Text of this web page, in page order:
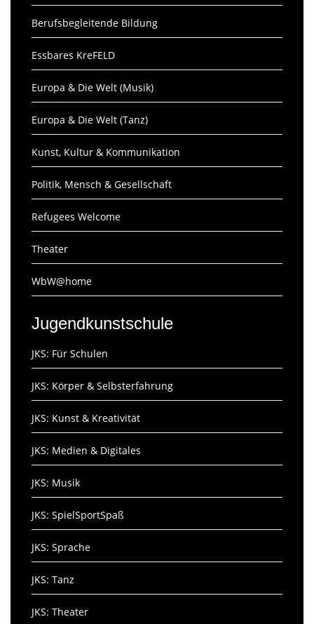
Berufsbegleitende Bildung
Essbares KreFELD
Europa & Die Welt (Musik)
Europa & Die Welt (Tanz)
Kunst, Kultur & Kommunikation
Politik, Mensch & Gesellschaft
Refugees Welcome
Theater
WbW@home
Jugendkunstschule
JKS: Für Schulen
JKS: Körper & Selbsterfahrung
JKS: Kunst & Kreativität
JKS: Medien & Digitales
JKS: Musik
JKS: SpielSportSpaß
JKS: Sprache
JKS: Tanz
JKS: Theater